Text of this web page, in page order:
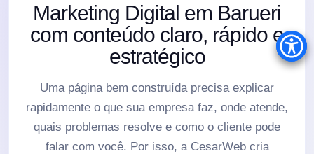
Marketing Digital em Barueri
com conteúdo claro, rápido e
estratégico
Uma página bem construída precisa explicar
rapidamente o que sua empresa faz, onde atende,
quais problemas resolve e como o cliente pode
falar com você. Por isso, a CesarWeb cria